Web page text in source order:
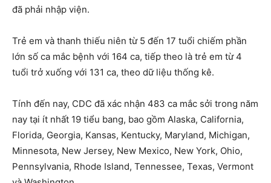
đã phải nhập viện.
Trẻ em và thanh thiếu niên từ 5 đến 17 tuổi chiếm phần
lớn số ca mắc bệnh với 164 ca, tiếp theo là trẻ em từ 4
tuổi trở xuống với 131 ca, theo dữ liệu thống kê.
Tính đến nay, CDC đã xác nhận 483 ca mắc sởi trong năm
nay tại ít nhất 19 tiểu bang, bao gồm Alaska, California,
Florida, Georgia, Kansas, Kentucky, Maryland, Michigan,
Minnesota, New Jersey, New Mexico, New York, Ohio,
Pennsylvania, Rhode Island, Tennessee, Texas, Vermont